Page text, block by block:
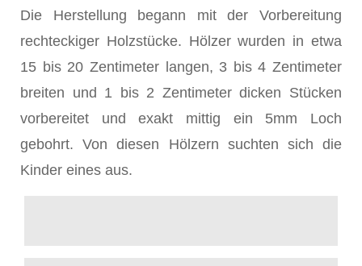
Die Herstellung begann mit der Vorbereitung
rechteckiger Holzstücke. Hölzer wurden in etwa
15 bis 20 Zentimeter langen, 3 bis 4 Zentimeter
breiten und 1 bis 2 Zentimeter dicken Stücken
vorbereitet und exakt mittig ein 5mm Loch
gebohrt. Von diesen Hölzern suchten sich die
Kinder eines aus.